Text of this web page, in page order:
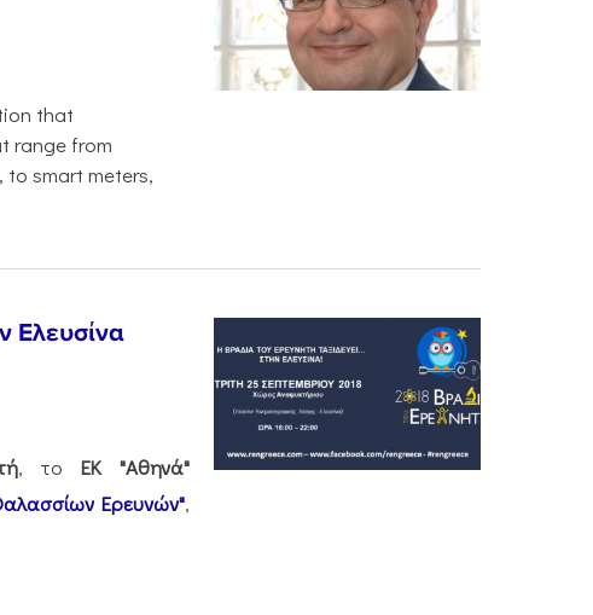
that
range from
to smart meters,
Ελευσίνα
, τοΕΚ "Αθηνά"
Ερευνών",